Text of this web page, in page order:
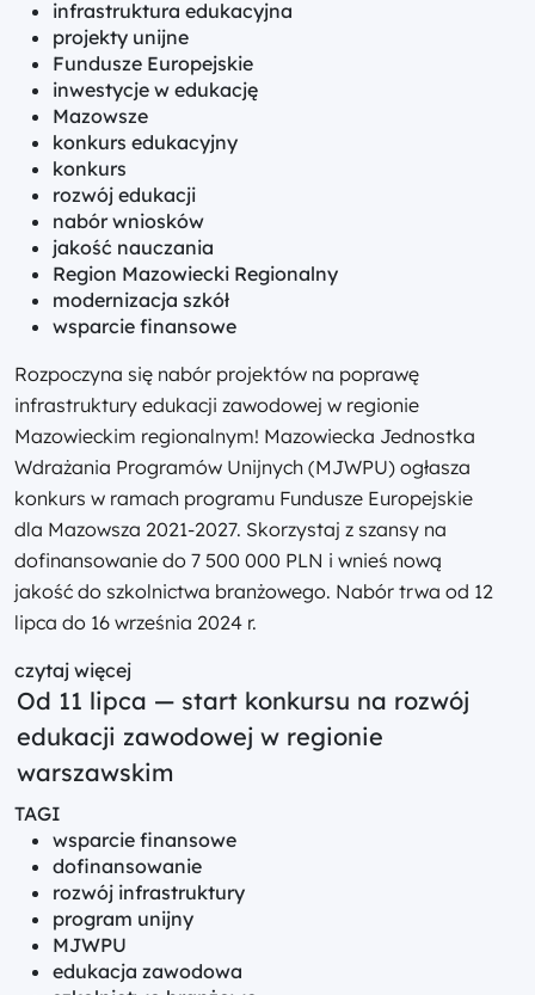
infrastruktura edukacyjna
projekty unijne
Fundusze Europejskie
inwestycje w edukację
Mazowsze
konkurs edukacyjny
konkurs
rozwój edukacji
nabór wniosków
jakość nauczania
Region Mazowiecki Regionalny
modernizacja szkół
wsparcie finansowe
Rozpoczyna się nabór projektów na poprawę
infrastruktury edukacji zawodowej w regionie
Mazowieckim regionalnym! Mazowiecka Jednostka
Wdrażania Programów Unijnych (MJWPU) ogłasza
konkurs w ramach programu Fundusze Europejskie
dla Mazowsza 2021-2027. Skorzystaj z szansy na
dofinansowanie do 7 500 000 PLN i wnieś nową
jakość do szkolnictwa branżowego. Nabór trwa od 12
lipca do 16 września 2024 r.
czytaj więcej
Od 11 lipca — start konkursu na rozwój
edukacji zawodowej w regionie
warszawskim
TAGI
wsparcie finansowe
dofinansowanie
rozwój infrastruktury
program unijny
MJWPU
edukacja zawodowa